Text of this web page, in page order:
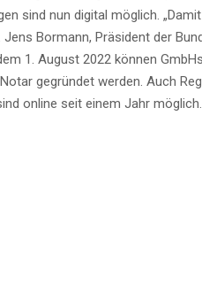
sind nun digital möglich.
Bormann, Präsident der
1. August 2022 können
gegründet werden. Auch
online seit einem Jahr möglich.